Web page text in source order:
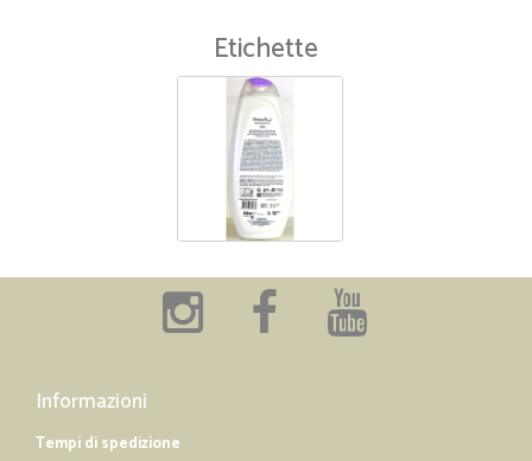
Etichette
Informazioni
Tempi di spedizione